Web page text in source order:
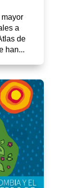
a
de
han...